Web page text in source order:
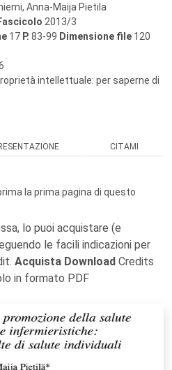
Anna-Maija Pietila
2013/3
17 P. 83-99 Dimensione file 120
intellettuale: per saperne di
CITAMI
la prima pagina di questo
lo puoi acquistare (e
le facili indicazioni per
Acquista Download Credits
in formato PDF